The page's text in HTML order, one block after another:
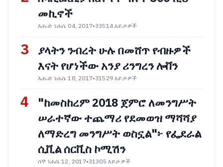
መኪኖች
እሑድ ነሐሴ 04, 2017•33514 እይታዎች
3
ያላትን ንብረት ሁሉ በመሸጥ የብዙዎች
እናት የሆነችው አንያ ሪንግረን ሎቨን
እሑድ ነሐሴ 18, 2017•31529 እይታዎች
4
"ከመስከረም 2018 ጀምሮ ለመንግሥት
ሠራተኛው ተጨማሪ የደመወዝ ማሻሻያ
ለማድረግ መንግሥት ወስኗል"፦ የፌደራል
ሲቪል ሰርቪስ ኮሚሽን
ሰኞ ነሐሴ 12, 2017•31305 እይታዎች